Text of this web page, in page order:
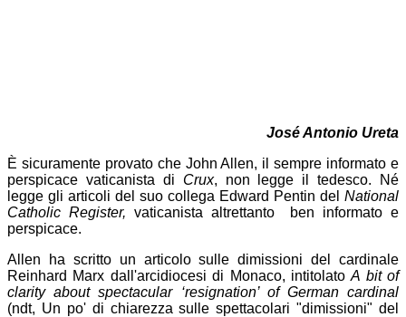
José Antonio Ureta
È sicuramente provato che John Allen, il sempre informato e
perspicace vaticanista di Crux, non legge il tedesco. Né
legge gli articoli del suo collega Edward Pentin del National
Catholic Register, vaticanista altrettanto ben informato e
perspicace.
Allen ha scritto un articolo sulle dimissioni del cardinale
Reinhard Marx dall'arcidiocesi di Monaco, intitolatoA bit of
clarity about spectacular ‘resignation’ of German cardinal
(ndt, Un po' di chiarezza sulle spettacolari "dimissioni" del